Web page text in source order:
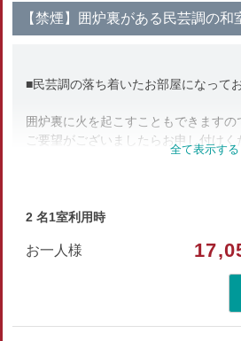
【禁煙】囲炉裏がある民芸調の和
■民芸調の落ち着いたお部屋になって
囲炉裏に火を起こすこともできますの
ご要望がございましたらお申し付けく
・全館禁煙（喫煙の際は玄関先の喫煙
2 名1室利用時
お一人様